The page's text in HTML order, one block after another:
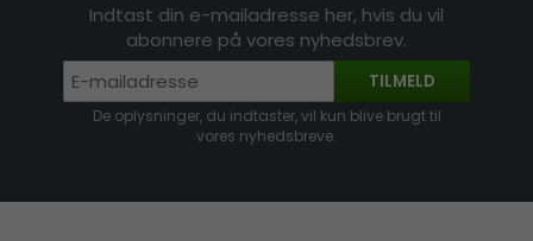
Indtast din e-mailadresse her, hvis du vil
abonnere på vores nyhedsbrev.
TILMELD
De oplysninger, du indtaster, vil kun blive brugt til
vores nyhedsbreve.